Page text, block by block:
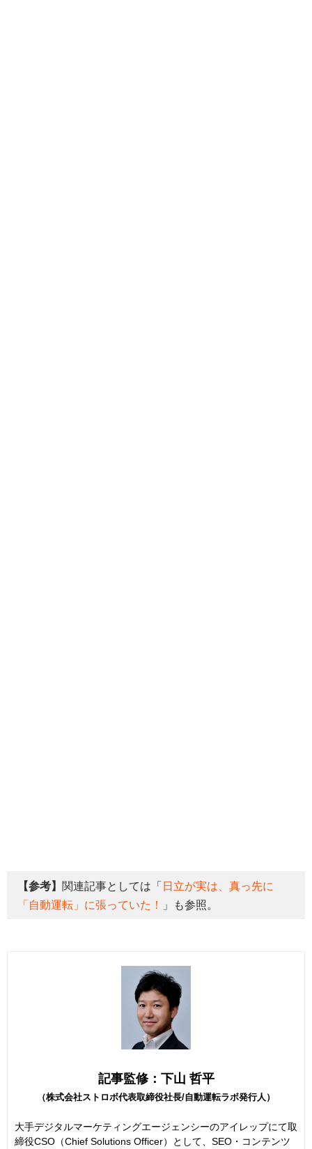
【参考】 関連記事としては「 日立が実は、真っ先に
「自動運転」に張っていた！
」も参照。
記事監修：下山 哲平
（株式会社ストロボ代表取締役社長/自動運転ラボ発行人）
大手デジタルマーケティングエージェンシーのアイレップにて取
締役CSO（Chief Solutions Officer）として、SEO・コンテンツ